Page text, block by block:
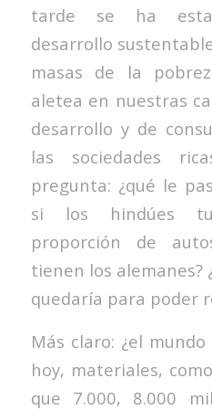
tarde se ha
desarrollo
masas de la
aletea en nuestras
desarrollo y de
las sociedades
pregunta: ¿qué le
si los hindúes
proporción de
tienen los alemanes?
quedaría para poder
Más claro: ¿el
hoy, materiales,
que 7.000, 8.000